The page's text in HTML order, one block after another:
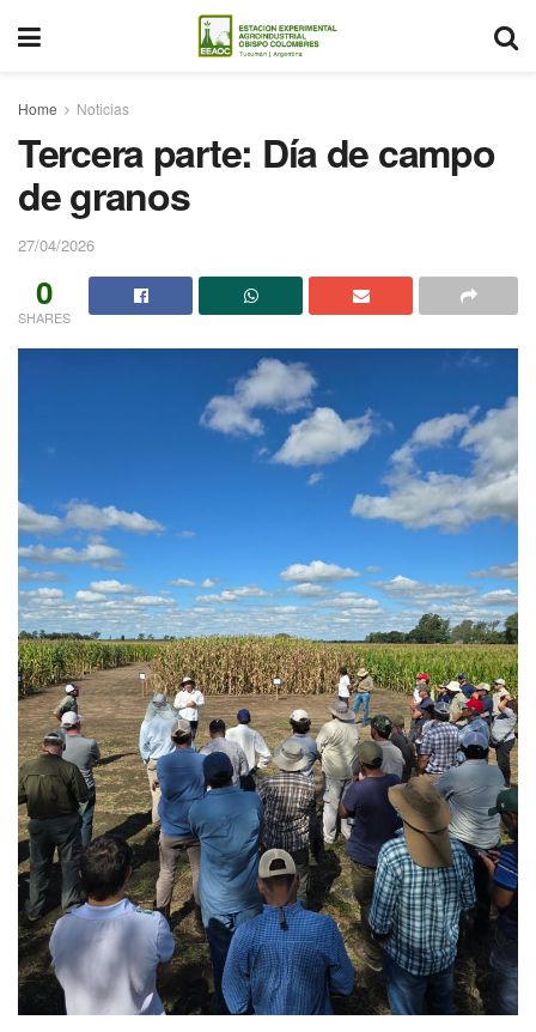
Home Noticias
Tercera parte: Día de campo
de granos
27/04/2026
0
SHARES